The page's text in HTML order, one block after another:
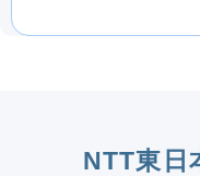
NTT東日